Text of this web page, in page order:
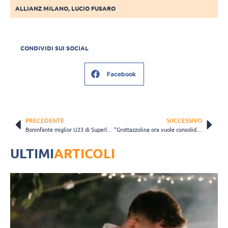
ALLIANZ MILANO, LUCIO FUSARO
CONDIVIDI SUI SOCIAL
Facebook
PRECEDENTE SUCCESSIVO
“Grottazzolina ora vuole consolidarsi in Superlega”. Parola del presidente Rossano Romiti
ULTIMIARTICOLI